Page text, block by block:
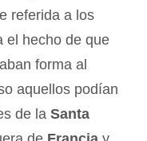
referida a los
el hecho de que
forma al
aquellos podían
de la Santa